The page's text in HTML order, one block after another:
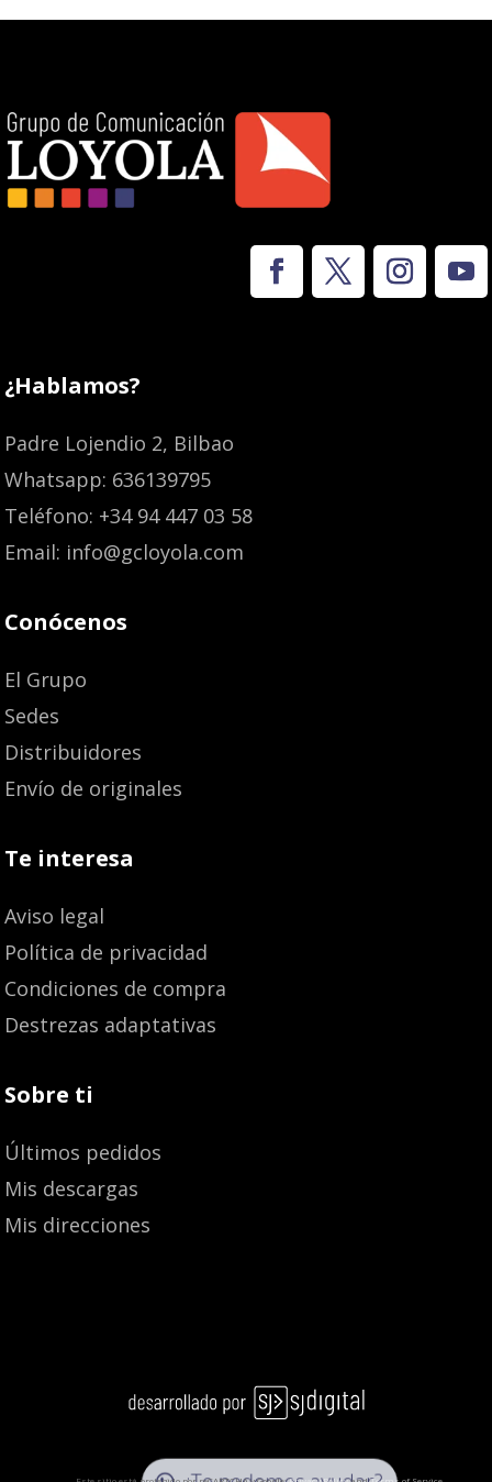
¿Hablamos?
Padre Lojendio 2, Bilbao
Whatsapp: 636139795
Teléfono: +34 94 447 03 58
Email: info@gcloyola.com
Conócenos
El Grupo
Sedes
Distribuidores
Envío de originales
Te interesa
Aviso legal
Política de privacidad
Condiciones de compra
Destrezas adaptativas
Sobre ti
Últimos pedidos
Mis descargas
Mis direcciones